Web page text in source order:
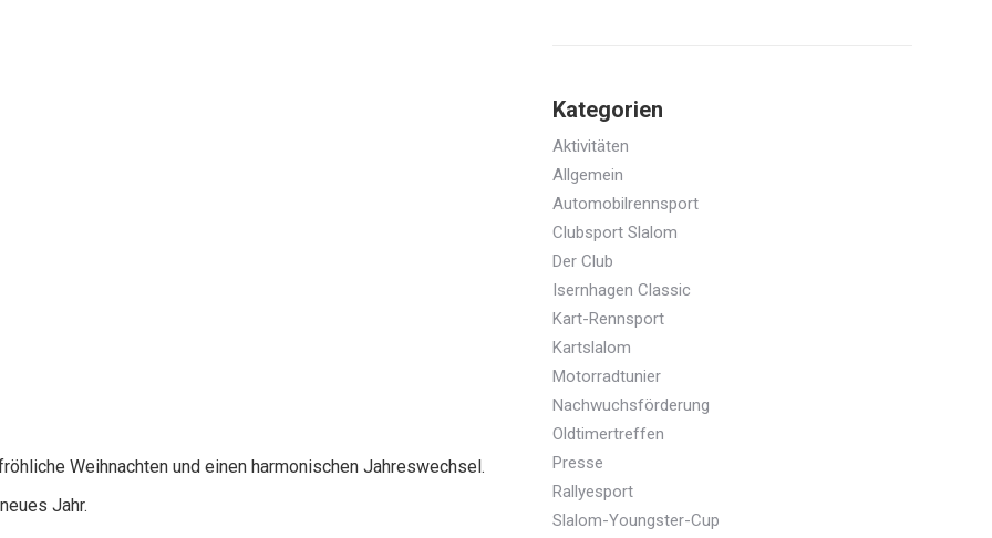
Weihnachten und einen harmonischen Jahreswechsel.
Jahr.
Kategorien
Aktivitäten
Allgemein
Automobilrennsport
Clubsport Slalom
Der Club
Isernhagen Classic
Kart-Rennsport
Kartslalom
Motorradtunier
Nachwuchsförderung
Oldtimertreffen
Presse
Rallyesport
Slalom-Youngster-Cup